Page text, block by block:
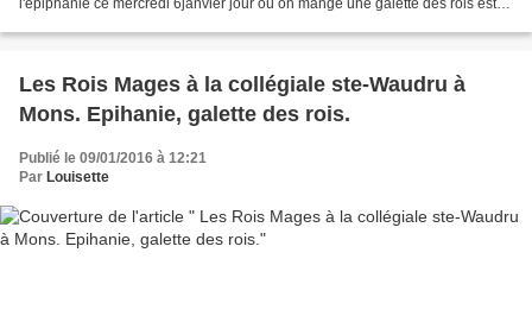
l'épiphanie ce mercredi 6janvier jour où on mange une galette des rois est
Les Rois Mages à la collégiale ste-Waudru à
Mons. Epihanie, galette des rois.
Publié le 09/01/2016 à 12:21
Par Louisette